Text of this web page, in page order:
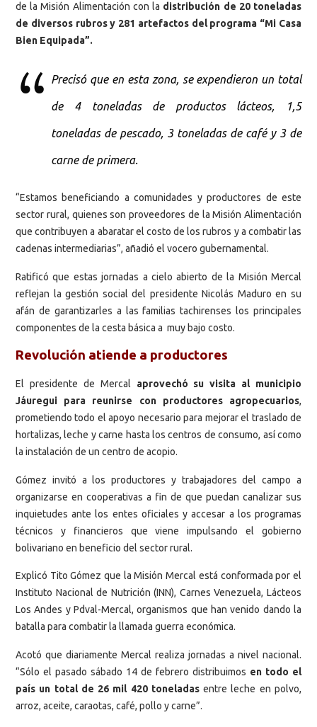
de la Misión Alimentación con la distribución de 20 toneladas
de diversos rubros y 281 artefactos del programa “Mi Casa
Bien Equipada”.
Precisó que en esta zona, se expendieron un total
de 4 toneladas de productos lácteos, 1,5
toneladas de pescado, 3 toneladas de café y 3 de
carne de primera.
“Estamos beneficiando a comunidades y productores de este
sector rural, quienes son proveedores de la Misión Alimentación
que contribuyen a abaratar el costo de los rubros y a combatir las
cadenas intermediarias”, añadió el vocero gubernamental.
Ratificó que estas jornadas a cielo abierto de la Misión Mercal
reflejan la gestión social del presidente Nicolás Maduro en su
afán de garantizarles a las familias tachirenses los principales
componentes de la cesta básica a muy bajo costo.
Revolución atiende a productores
El presidente de Mercal aprovechó su visita al municipio
Jáuregui para reunirse con productores agropecuarios,
prometiendo todo el apoyo necesario para mejorar el traslado de
hortalizas, leche y carne hasta los centros de consumo, así como
la instalación de un centro de acopio.
Gómez invitó a los productores y trabajadores del campo a
organizarse en cooperativas a fin de que puedan canalizar sus
inquietudes ante los entes oficiales y accesar a los programas
técnicos y financieros que viene impulsando el gobierno
bolivariano en beneficio del sector rural.
Explicó Tito Gómez que la Misión Mercal está conformada por el
Instituto Nacional de Nutrición (INN), Carnes Venezuela, Lácteos
Los Andes y Pdval-Mercal, organismos que han venido dando la
batalla para combatir la llamada guerra económica.
Acotó que diariamente Mercal realiza jornadas a nivel nacional.
“Sólo el pasado sábado 14 de febrero distribuimos en todo el
país un total de 26 mil 420 toneladasentre leche en polvo,
arroz, aceite, caraotas, café, pollo y carne”.